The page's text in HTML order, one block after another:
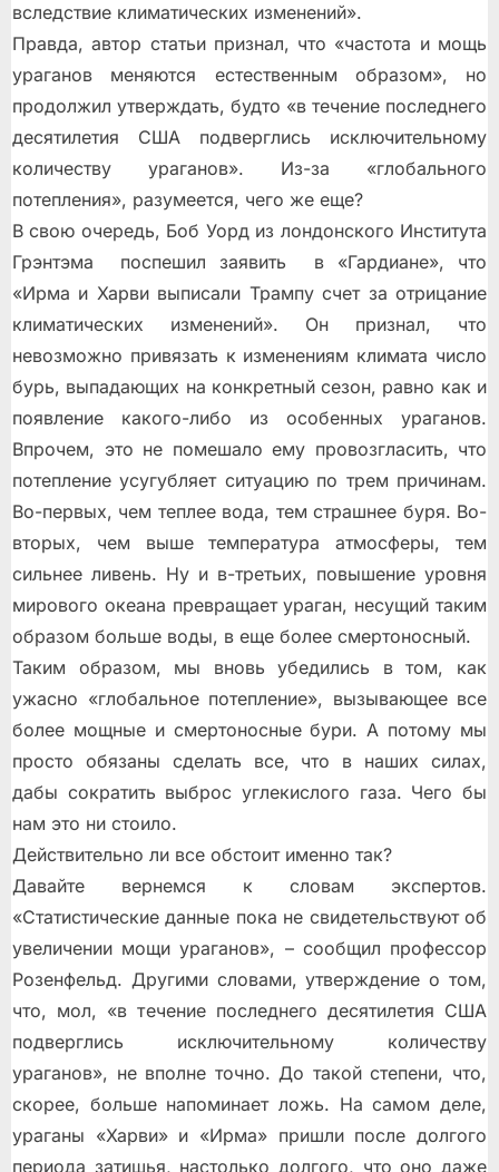
вследствие климатических изменений».
Правда, автор статьи признал, что «частота и мощь
ураганов меняются естественным образом», но
продолжил утверждать, будто «в течение последнего
десятилетия США подверглись исключительному
количеству ураганов». Из-за «глобального
потепления», разумеется, чего же еще?
В свою очередь, Боб Уорд из лондонского Института
Грэнтэма поспешил заявить в «Гардиане», что
«Ирма и Харви выписали Трампу счет за отрицание
климатических изменений». Он признал, что
невозможно привязать к изменениям климата число
бурь, выпадающих на конкретный сезон, равно как и
появление какого-либо из особенных ураганов.
Впрочем, это не помешало ему провозгласить, что
потепление усугубляет ситуацию по трем причинам.
Во-первых, чем теплее вода, тем страшнее буря. Во-
вторых, чем выше температура атмосферы, тем
сильнее ливень. Ну и в-третьих, повышение уровня
мирового океана превращает ураган, несущий таким
образом больше воды, в еще более смертоносный.
Таким образом, мы вновь убедились в том, как
ужасно «глобальное потепление», вызывающее все
более мощные и смертоносные бури. А потому мы
просто обязаны сделать все, что в наших силах,
дабы сократить выброс углекислого газа. Чего бы
нам это ни стоило.
Действительно ли все обстоит именно так?
Давайте вернемся к словам экспертов.
«Статистические данные пока не свидетельствуют об
увеличении мощи ураганов», – сообщил профессор
Розенфельд. Другими словами, утверждение о том,
что, мол, «в течение последнего десятилетия США
подверглись исключительному количеству
ураганов», не вполне точно. До такой степени, что,
скорее, больше напоминает ложь. На самом деле,
ураганы «Харви» и «Ирма» пришли после долгого
периода затишья, настолько долгого, что оно даже